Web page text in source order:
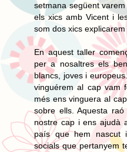
setmana següent
els xics amb Vicent i
som dos xics
En aquest taller
per a nosaltres els
blancs, joves i
vinguérem al cap vam
més ens vinguera al
sobre ells. Aquesta
nostre cap i ens ajudà
país que hem nascut
socials que pertanyem